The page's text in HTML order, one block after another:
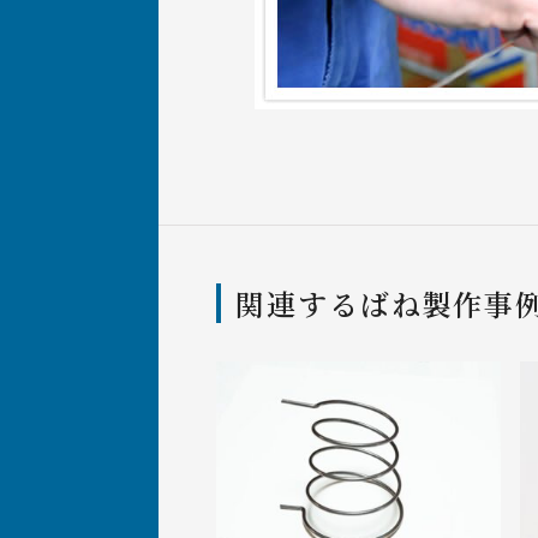
関連するばね製作事